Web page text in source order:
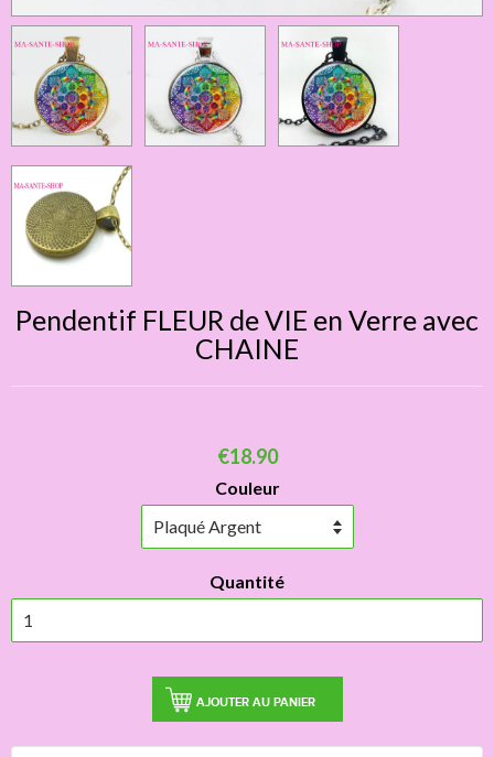
Pendentif FLEUR de VIE en Verre avec
CHAINE
€18.90
Couleur
Quantité
AJOUTER AU PANIER